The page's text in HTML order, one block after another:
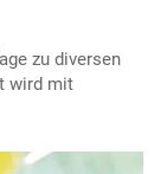
zu diversen
wird mit